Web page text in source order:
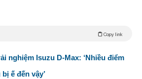
Copy link
nghiệm Isuzu D-Max: ‘Nhiều điểm
ế đến vậy’